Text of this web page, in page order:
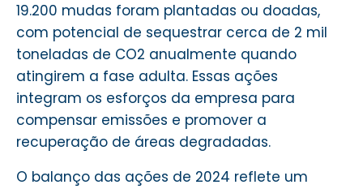
19.200 mudas foram plantadas ou doadas,
com potencial de sequestrar cerca de 2 mil
toneladas de CO2 anualmente quando
atingirem a fase adulta. Essas ações
integram os esforços da empresa para
compensar emissões e promover a
recuperação de áreas degradadas.
O balanço das ações de 2024 reflete um